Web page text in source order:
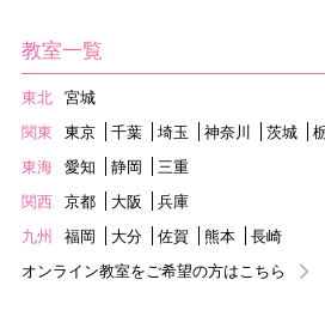
教室一覧
東北
宮城
関東
東京 千葉 埼玉 神奈川 茨城
東海
愛知 静岡
三重
関西
京都 大阪
兵庫
九州
福岡 大分 佐賀 熊本
長崎
オンライン教室をご希望の方はこちら